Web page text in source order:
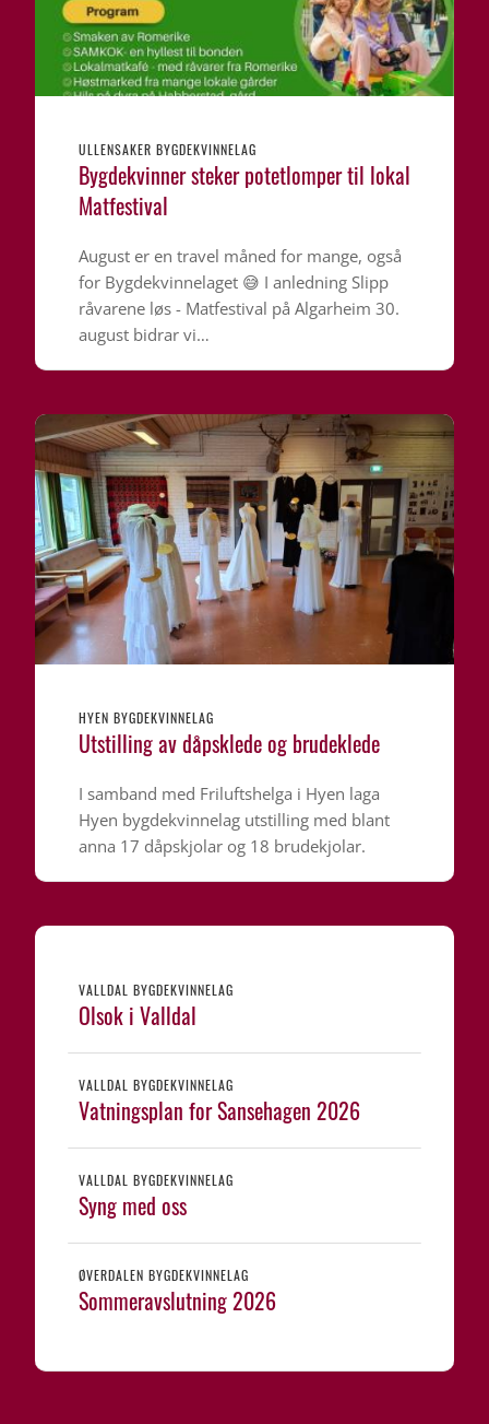
ULLENSAKER BYGDEKVINNELAG
Bygdekvinner steker potetlomper til lokal
Matfestival
August er en travel måned for mange, også
for Bygdekvinnelaget 😅 I anledning Slipp
råvarene løs - Matfestival på Algarheim 30.
august bidrar vi…
HYEN BYGDEKVINNELAG
Utstilling av dåpsklede og brudeklede
I samband med Friluftshelga i Hyen laga
Hyen bygdekvinnelag utstilling med blant
anna 17 dåpskjolar og 18 brudekjolar.
VALLDAL BYGDEKVINNELAG
Olsok i Valldal
VALLDAL BYGDEKVINNELAG
Vatningsplan for Sansehagen 2026
VALLDAL BYGDEKVINNELAG
Syng med oss
ØVERDALEN BYGDEKVINNELAG
Sommeravslutning 2026